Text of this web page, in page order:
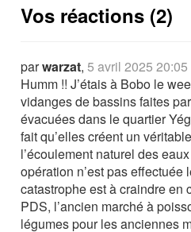
Vos réactions (2)
parwarzat,5 avril 2025 20:05
Humm !! J’étais à Bobo le
vidanges de bassins faites
évacuées dans le quartier
fait qu’elles créent un
l’écoulement naturel des
opération n’est pas
catastrophe est à craindre en
PDS, l’ancien marché à
légumes pour les anciennes